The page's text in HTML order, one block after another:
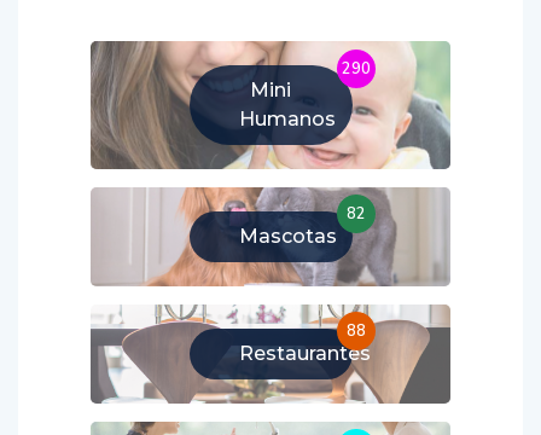
Mini
Humanos
290
Mascotas
82
Restaurantes
88